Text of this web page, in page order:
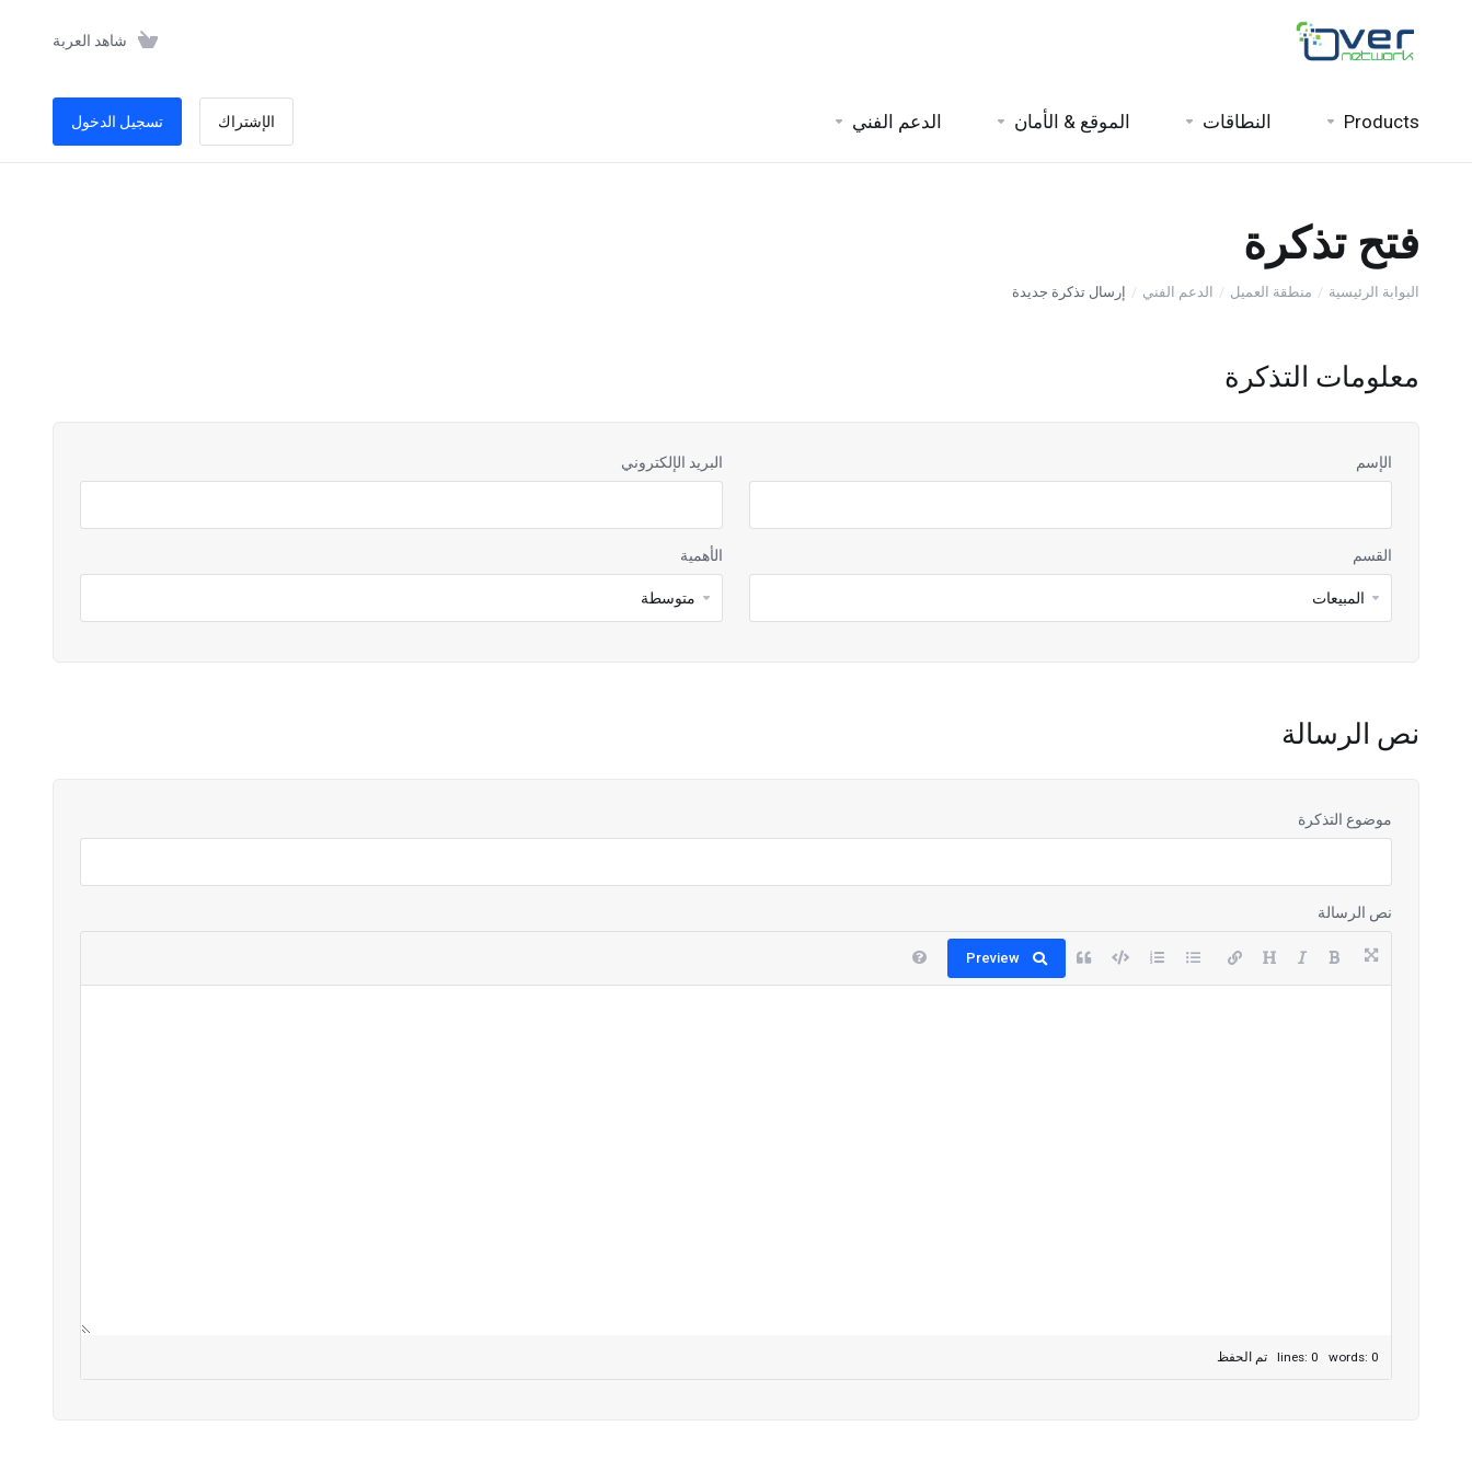
شاهد العربة
Products النطاقات الموقع & الأمان الدعم الفني الإشتراك تسجيل الدخول
فتح تذكرة
البوابة الرئيسية منطقة العميل الدعم الفني إرسال تذكرة جديدة
معلومات التذكرة
الإسم البريد الإلكتروني
القسم الأهمية
نص الرسالة
موضوع التذكرة
نص الرسالة
Preview
lines: 0 words: 0 تم الحفظ